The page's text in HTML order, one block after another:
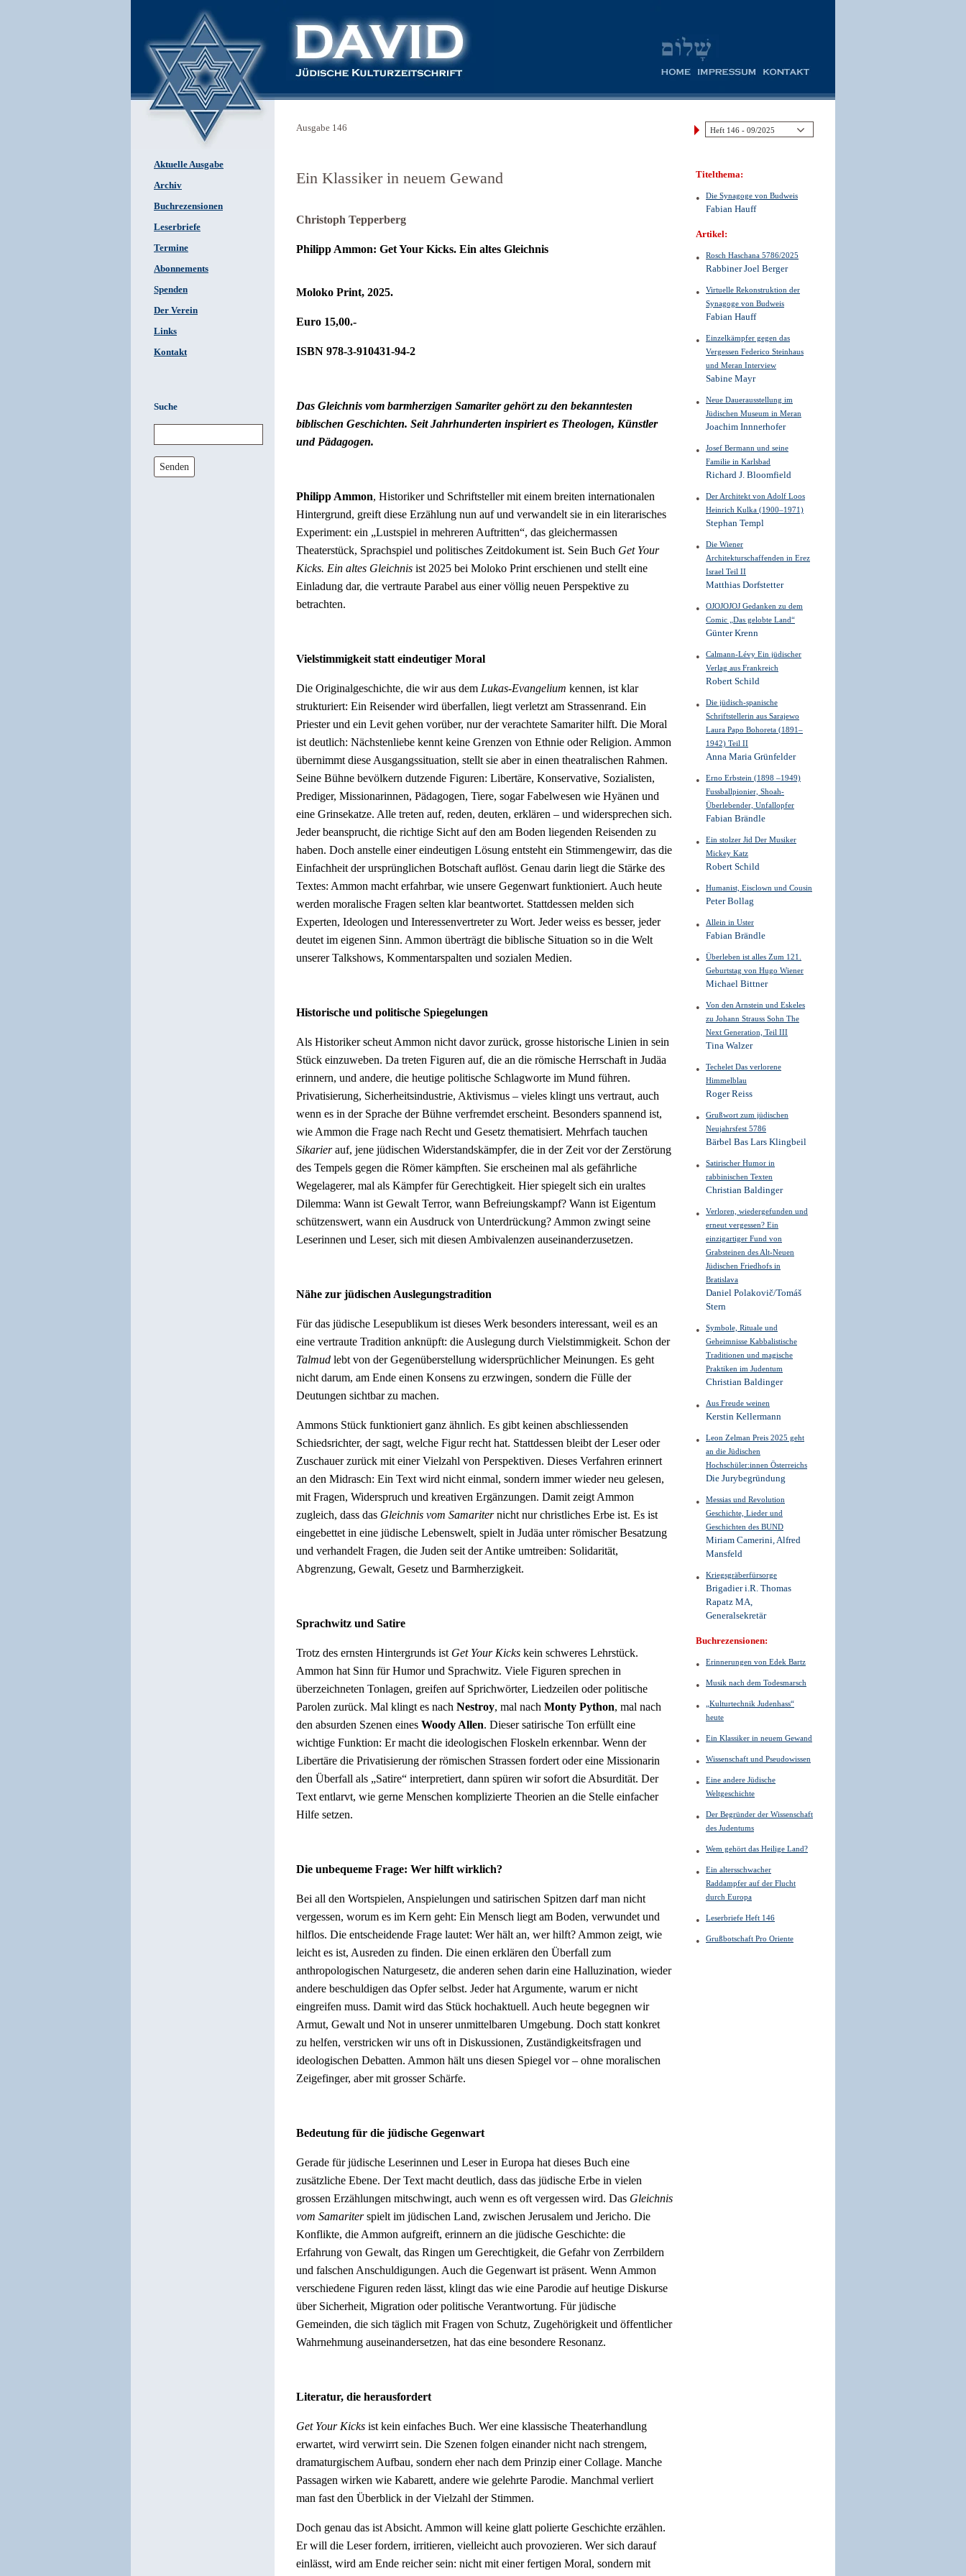
Aktuelle Ausgabe
Archiv
Buchrezensionen
Leserbriefe
Termine
Abonnements
Spenden
Der Verein
Links
Kontakt
Suche
Senden
Ausgabe 146
Ein Klassiker in neuem Gewand
Christoph Tepperberg
Philipp Ammon: Get Your Kicks. Ein altes Gleichnis
Moloko Print, 2025.
Euro 15,00.-
ISBN 978-3-910431-94-2
Das Gleichnis vom barmherzigen Samariter gehört zu den bekanntesten
biblischen Geschichten. Seit Jahrhunderten inspiriert es Theologen, Künstler
und Pädagogen.
Philipp Ammon, Historiker und Schriftsteller mit einem breiten internationalen
Hintergrund, greift diese Erzählung nun auf und verwandelt sie in ein literarisches
Experiment: ein „Lustspiel in mehreren Auftritten“, das gleichermassen
Theaterstück, Sprachspiel und politisches Zeitdokument ist. Sein Buch Get Your
Kicks. Ein altes Gleichnis ist 2025 bei Moloko Print erschienen und stellt eine
Einladung dar, die vertraute Parabel aus einer völlig neuen Perspektive zu
betrachten.
Vielstimmigkeit statt eindeutiger Moral
Die Originalgeschichte, die wir aus dem Lukas-Evangelium kennen, ist klar
strukturiert: Ein Reisender wird überfallen, liegt verletzt am Strassenrand. Ein
Priester und ein Levit gehen vorüber, nur der verachtete Samariter hilft. Die Moral
ist deutlich: Nächstenliebe kennt keine Grenzen von Ethnie oder Religion. Ammon
übernimmt diese Ausgangssituation, stellt sie aber in einen theatralischen Rahmen.
Seine Bühne bevölkern dutzende Figuren: Libertäre, Konservative, Sozialisten,
Prediger, Missionarinnen, Pädagogen, Tiere, sogar Fabelwesen wie Hyänen und
eine Grinsekatze. Alle treten auf, reden, deuten, erklären – und widersprechen sich.
Jeder beansprucht, die richtige Sicht auf den am Boden liegenden Reisenden zu
haben. Doch anstelle einer eindeutigen Lösung entsteht ein Stimmengewirr, das die
Einfachheit der ursprünglichen Botschaft auflöst. Genau darin liegt die Stärke des
Textes: Ammon macht erfahrbar, wie unsere Gegenwart funktioniert. Auch heute
werden moralische Fragen selten klar beantwortet. Stattdessen melden sich
Experten, Ideologen und Interessenvertreter zu Wort. Jeder weiss es besser, jeder
deutet im eigenen Sinn. Ammon überträgt die biblische Situation so in die Welt
unserer Talkshows, Kommentarspalten und sozialen Medien.
Historische und politische Spiegelungen
Als Historiker scheut Ammon nicht davor zurück, grosse historische Linien in sein
Stück einzuweben. Da treten Figuren auf, die an die römische Herrschaft in Judäa
erinnern, und andere, die heutige politische Schlagworte im Mund führen.
Privatisierung, Sicherheitsindustrie, Aktivismus – vieles klingt uns vertraut, auch
wenn es in der Sprache der Bühne verfremdet erscheint. Besonders spannend ist,
wie Ammon die Frage nach Recht und Gesetz thematisiert. Mehrfach tauchen
Sikarierauf, jene jüdischen Widerstandskämpfer, die in der Zeit vor der Zerstörung
des Tempels gegen die Römer kämpften. Sie erscheinen mal als gefährliche
Wegelagerer, mal als Kämpfer für Gerechtigkeit. Hier spiegelt sich ein uraltes
Dilemma: Wann ist Gewalt Terror, wann Befreiungskampf? Wann ist Eigentum
schützenswert, wann ein Ausdruck von Unterdrückung? Ammon zwingt seine
Leserinnen und Leser, sich mit diesen Ambivalenzen auseinanderzusetzen.
Nähe zur jüdischen Auslegungstradition
Für das jüdische Lesepublikum ist dieses Werk besonders interessant, weil es an
eine vertraute Tradition anknüpft: die Auslegung durch Vielstimmigkeit. Schon der
Talmud lebt von der Gegenüberstellung widersprüchlicher Meinungen. Es geht
nicht darum, am Ende einen Konsens zu erzwingen, sondern die Fülle der
Deutungen sichtbar zu machen.
Ammons Stück funktioniert ganz ähnlich. Es gibt keinen abschliessenden
Schiedsrichter, der sagt, welche Figur recht hat. Stattdessen bleibt der Leser oder
Zuschauer zurück mit einer Vielzahl von Perspektiven. Dieses Verfahren erinnert
an den Midrasch: Ein Text wird nicht einmal, sondern immer wieder neu gelesen,
mit Fragen, Widerspruch und kreativen Ergänzungen. Damit zeigt Ammon
zugleich, dass das Gleichnis vom Samariternicht nur christliches Erbe ist. Es ist
eingebettet in eine jüdische Lebenswelt, spielt in Judäa unter römischer Besatzung
und verhandelt Fragen, die Juden seit der Antike umtreiben: Solidarität,
Abgrenzung, Gewalt, Gesetz und Barmherzigkeit.
Sprachwitz und Satire
Trotz des ernsten Hintergrunds ist Get Your Kicks kein schweres Lehrstück.
Ammon hat Sinn für Humor und Sprachwitz. Viele Figuren sprechen in
überzeichneten Tonlagen, greifen auf Sprichwörter, Liedzeilen oder politische
Parolen zurück. Mal klingt es nach Nestroy, mal nach Monty Python, mal nach
den absurden Szenen eines Woody Allen. Dieser satirische Ton erfüllt eine
wichtige Funktion: Er macht die ideologischen Floskeln erkennbar. Wenn der
Libertäre die Privatisierung der römischen Strassen fordert oder eine Missionarin
den Überfall als „Satire“ interpretiert, dann spüren wir sofort die Absurdität. Der
Text entlarvt, wie gerne Menschen komplizierte Theorien an die Stelle einfacher
Hilfe setzen.
Die unbequeme Frage: Wer hilft wirklich?
Bei all den Wortspielen, Anspielungen und satirischen Spitzen darf man nicht
vergessen, worum es im Kern geht: Ein Mensch liegt am Boden, verwundet und
hilflos. Die entscheidende Frage lautet: Wer hält an, wer hilft? Ammon zeigt, wie
leicht es ist, Ausreden zu finden. Die einen erklären den Überfall zum
anthropologischen Naturgesetz, die anderen sehen darin eine Halluzination, wieder
andere beschuldigen das Opfer selbst. Jeder hat Argumente, warum er nicht
eingreifen muss. Damit wird das Stück hochaktuell. Auch heute begegnen wir
Armut, Gewalt und Not in unserer unmittelbaren Umgebung. Doch statt konkret
zu helfen, verstricken wir uns oft in Diskussionen, Zuständigkeitsfragen und
ideologischen Debatten. Ammon hält uns diesen Spiegel vor – ohne moralischen
Zeigefinger, aber mit grosser Schärfe.
Bedeutung für die jüdische Gegenwart
Gerade für jüdische Leserinnen und Leser in Europa hat dieses Buch eine
zusätzliche Ebene. Der Text macht deutlich, dass das jüdische Erbe in vielen
grossen Erzählungen mitschwingt, auch wenn es oft vergessen wird. Das Gleichnis
vom Samariterspielt im jüdischen Land, zwischen Jerusalem und Jericho. Die
Konflikte, die Ammon aufgreift, erinnern an die jüdische Geschichte: die
Erfahrung von Gewalt, das Ringen um Gerechtigkeit, die Gefahr von Zerrbildern
und falschen Anschuldigungen. Auch die Gegenwart ist präsent. Wenn Ammon
verschiedene Figuren reden lässt, klingt das wie eine Parodie auf heutige Diskurse
über Sicherheit, Migration oder politische Verantwortung. Für jüdische
Gemeinden, die sich täglich mit Fragen von Schutz, Zugehörigkeit und öffentlicher
Wahrnehmung auseinandersetzen, hat das eine besondere Resonanz.
Literatur, die herausfordert
Get Your Kicks ist kein einfaches Buch. Wer eine klassische Theaterhandlung
erwartet, wird verwirrt sein. Die Szenen folgen einander nicht nach strengem,
dramaturgischem Aufbau, sondern eher nach dem Prinzip einer Collage. Manche
Passagen wirken wie Kabarett, andere wie gelehrte Parodie. Manchmal verliert
man fast den Überblick in der Vielzahl der Stimmen.
Doch genau das ist Absicht. Ammon will keine glatt polierte Geschichte erzählen.
Er will die Leser fordern, irritieren, vielleicht auch provozieren. Wer sich darauf
einlässt, wird am Ende reicher sein: nicht mit einer fertigen Moral, sondern mit
Titelthema:
Die Synagoge von Budweis
Fabian Hauff
Artikel:
Rosch Haschana 5786/2025
Rabbiner Joel Berger
Virtuelle Rekonstruktion der
Synagoge von Budweis
Fabian Hauff
Einzelkämpfer gegen das
Vergessen Federico Steinhaus
und Meran Interview
Sabine Mayr
Neue Dauerausstellung im
Jüdischen Museum in Meran
Joachim Innnerhofer
Josef Bermann und seine
Familie in Karlsbad
Richard J. Bloomfield
Der Architekt von Adolf Loos
Heinrich Kulka (1900–1971)
Stephan Templ
Die Wiener
Architekturschaffenden in Erez
Israel Teil II
Matthias Dorfstetter
OJOJOJOJ Gedanken zu dem
Comic „Das gelobte Land“
Günter Krenn
Calmann-Lévy Ein jüdischer
Verlag aus Frankreich
Robert Schild
Die jüdisch-spanische
Schriftstellerin aus Sarajewo
Laura Papo Bohoreta (1891–
1942) Teil II
Anna Maria Grünfelder
Erno Erbstein (1898 –1949)
Fussballpionier, Shoah-
Überlebender, Unfallopfer
Fabian Brändle
Ein stolzer Jid Der Musiker
Mickey Katz
Robert Schild
Humanist, Eisclown und Cousin
Peter Bollag
Allein in Uster
Fabian Brändle
Überleben ist alles Zum 121.
Geburtstag von Hugo Wiener
Michael Bittner
Von den Arnstein und Eskeles
zu Johann Strauss Sohn The
Next Generation, Teil III
Tina Walzer
Techelet Das verlorene
Himmelblau
Roger Reiss
Grußwort zum jüdischen
Neujahrsfest 5786
Bärbel Bas Lars Klingbeil
Satirischer Humor in
rabbinischen Texten
Christian Baldinger
Verloren, wiedergefunden und
erneut vergessen? Ein
einzigartiger Fund von
Grabsteinen des Alt-Neuen
Jüdischen Friedhofs in
Bratislava
Daniel Polakovič/Tomáš
Stern
Symbole, Rituale und
Geheimnisse Kabbalistische
Traditionen und magische
Praktiken im Judentum
Christian Baldinger
Aus Freude weinen
Kerstin Kellermann
Leon Zelman Preis 2025 geht
an die Jüdischen
Hochschüler:innen Österreichs
Die Jurybegründung
Messias und Revolution
Geschichte, Lieder und
Geschichten des BUND
Miriam Camerini, Alfred
Mansfeld
Kriegsgräberfürsorge
Brigadier i.R. Thomas
Rapatz MA,
Generalsekretär
Buchrezensionen:
Erinnerungen von Edek Bartz
Musik nach dem Todesmarsch
„Kulturtechnik Judenhass“
heute
Ein Klassiker in neuem Gewand
Wissenschaft und Pseudowissen
Eine andere Jüdische
Weltgeschichte
Der Begründer der Wissenschaft
des Judentums
Wem gehört das Heilige Land?
Ein altersschwacher
Raddampfer auf der Flucht
durch Europa
Leserbriefe Heft 146
Grußbotschaft Pro Oriente